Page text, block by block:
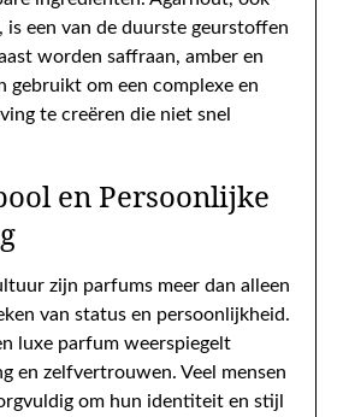
is een van de duurste geurstoffen
worden saffraan, amber en
gebruikt om een complexe en
te creëren die niet snel
en Persoonlijke
zijn parfums meer dan alleen
van status en persoonlijkheid.
luxe parfum weerspiegelt
en zelfvertrouwen. Veel mensen
om hun identiteit en stijl